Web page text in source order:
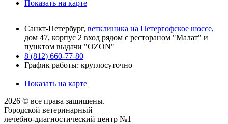
Показать на карте
Санкт-Петербург, ветклиника на Петергофское шоссе,
дом 47, корпус 2 вход рядом с рестораном "Малат" и
пунктом выдачи "OZON"
8 (812) 660-77-80
График работы: круглосуточно
Показать на карте
2026 © все права защищены.
Городской ветеринарный
лечебно-диагностический центр №1